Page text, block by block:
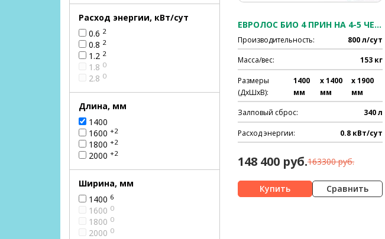
Расход энергии, кВт/сут
0.6 2
0.8 2
1.2 2
1.8 0
2.8 0
Длина, мм
1400
1600 +2
1800 +2
2000 +2
Ширина, мм
1400 6
1600 0
1800 0
2000 0
ЕВРОЛОС БИО 4 ПРИН НА 4-5 ЧЕЛ.
Производительность: 800 л/сут
Масса/вес: 153 кг
Размеры
(ДхШхВ):
1400
мм
x 1400
мм
x 1900
мм
Залповый сброс: 340 л
Расход энергии: 0.8 кВт/сут
148 400 руб.163300 руб.
Сравнить